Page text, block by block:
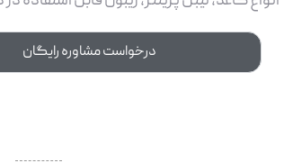
درخواست مشاوره رایگان